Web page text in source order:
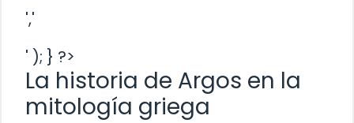
','
' ); } ?>
La historia de Argos en la
mitología griega